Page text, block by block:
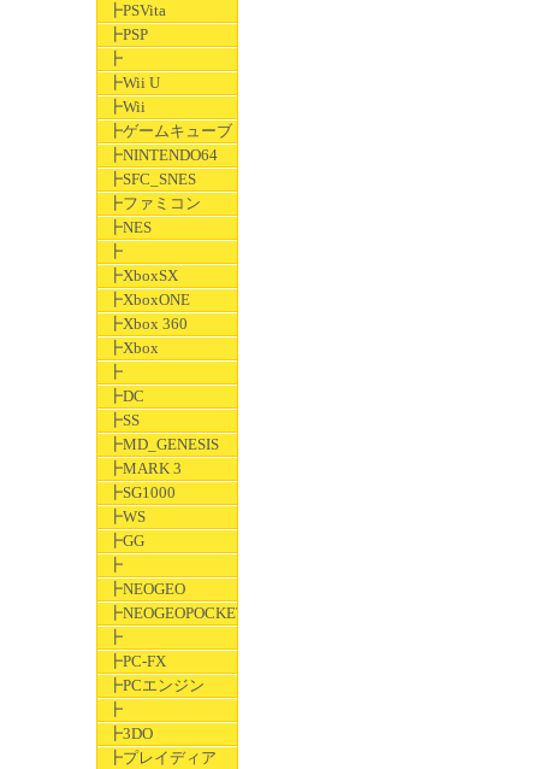
┣PSVita
┣PSP
┣
┣Wii U
┣Wii
┣ゲームキューブ
┣NINTENDO64
┣SFC_SNES
┣ファミコン
┣NES
┣
┣XboxSX
┣XboxONE
┣Xbox 360
┣Xbox
┣
┣DC
┣SS
┣MD_GENESIS
┣MARK 3
┣SG1000
┣WS
┣GG
┣
┣NEOGEO
┣NEOGEOPOCKET
┣
┣PC-FX
┣PCエンジン
┣
┣3DO
┣プレイディア